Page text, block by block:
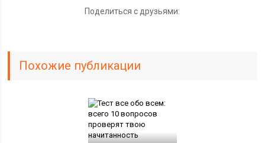
Поделиться с друзьями:
Похожие публикации